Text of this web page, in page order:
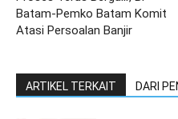
Batam-Pemko Batam Komit
Atasi Persoalan Banjir
ARTIKEL TERKAIT DARI